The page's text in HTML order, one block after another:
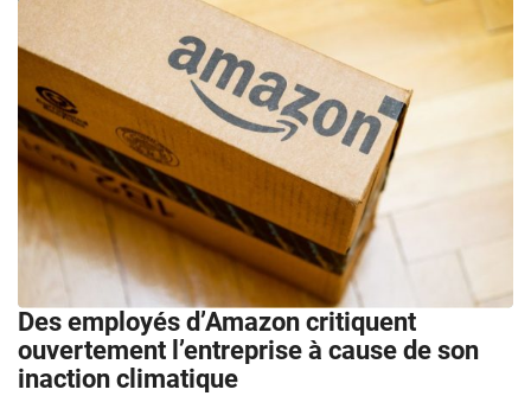
Des employés d’Amazon critiquent
ouvertement l’entreprise à cause de son
inaction climatique